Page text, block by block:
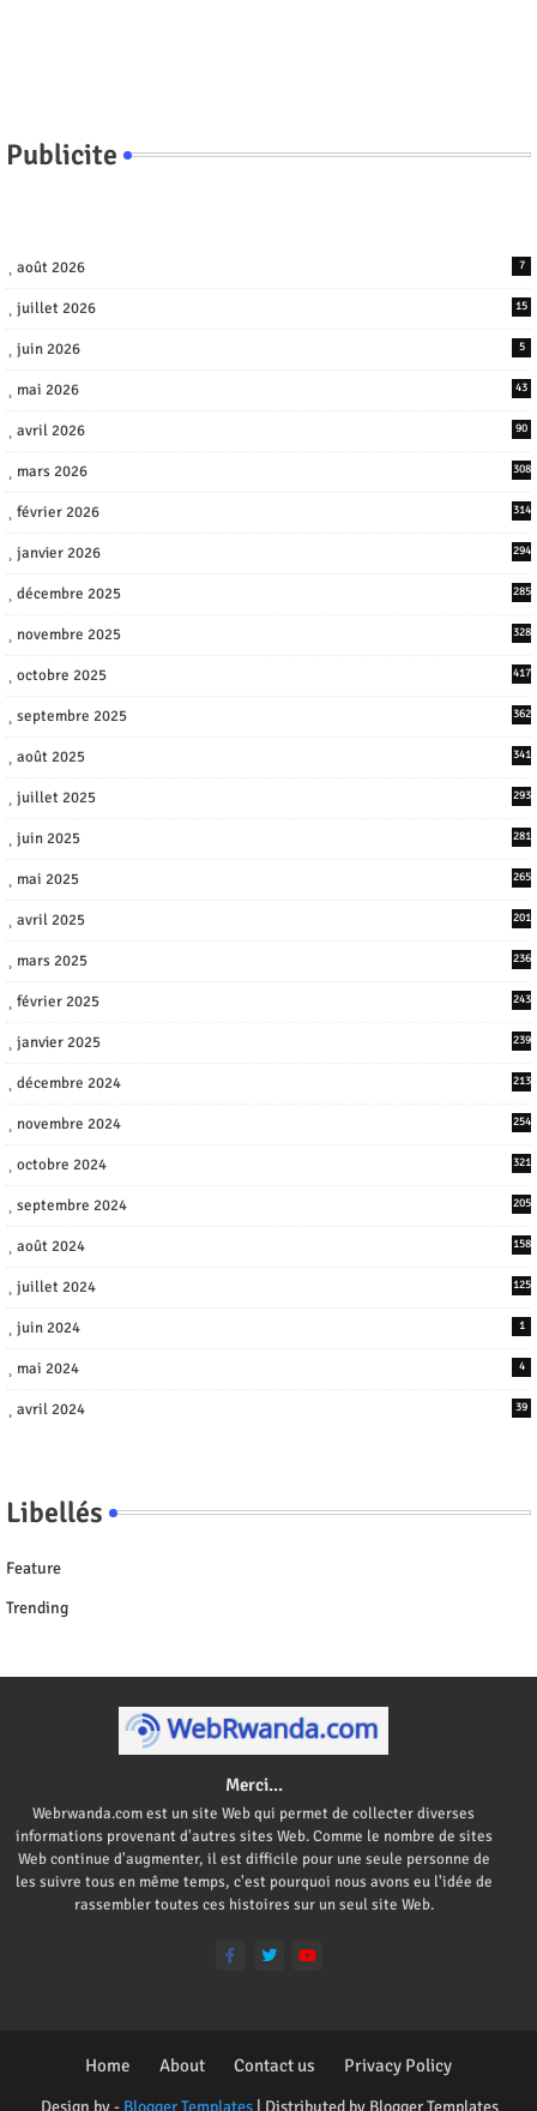
Publicite
août 2026 7
juillet 2026 15
juin 2026 5
mai 2026 43
avril 2026 90
mars 2026 308
février 2026 314
janvier 2026 294
décembre 2025 285
novembre 2025 328
octobre 2025 417
septembre 2025 362
août 2025 341
juillet 2025 293
juin 2025 281
mai 2025 265
avril 2025 201
mars 2025 236
février 2025 243
janvier 2025 239
décembre 2024 213
novembre 2024 254
octobre 2024 321
septembre 2024 205
août 2024 158
juillet 2024 125
juin 2024 1
mai 2024 4
avril 2024 39
Libellés
Feature
Trending
Merci...
Webrwanda.com est un site Web qui permet de collecter diverses
informations provenant d'autres sites Web. Comme le nombre de sites
Web continue d'augmenter, il est difficile pour une seule personne de
les suivre tous en même temps, c'est pourquoi nous avons eu l'idée de
rassembler toutes ces histoires sur un seul site Web.
Design by - Blogger Templates| Distributed by Blogger Templates
Home About Contact us Privacy Policy